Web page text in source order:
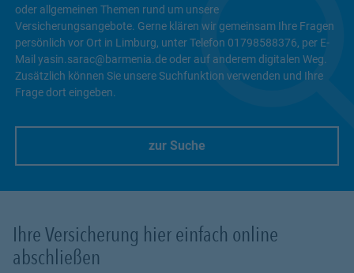
oder allgemeinen Themen rund um unsere
Versicherungsangebote. Gerne klären wir gemeinsam Ihre Fragen
persönlich vor Ort in Limburg, unter Telefon 01798588376, per E-
Mail yasin.sarac@barmenia.de oder auf anderem digitalen Weg.
Zusätzlich können Sie unsere Suchfunktion verwenden und Ihre
Frage dort eingeben.
zur Suche
Ihre Versicherung hier einfach online
abschließen